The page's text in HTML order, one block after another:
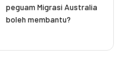
peguam Migrasi Australia
boleh membantu?